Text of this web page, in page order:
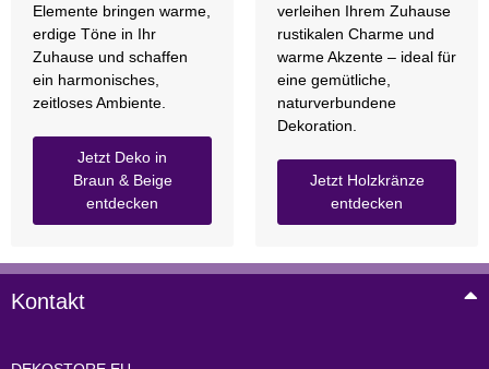
Elemente bringen warme,
erdige Töne in Ihr
Zuhause und schaffen
ein harmonisches,
zeitloses Ambiente.
Jetzt Deko in
Braun & Beige
entdecken
verleihen Ihrem Zuhause
rustikalen Charme und
warme Akzente – ideal für
eine gemütliche,
naturverbundene
Dekoration.
Jetzt Holzkränze
entdecken
Kontakt